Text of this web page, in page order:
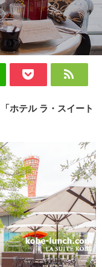
「ホテル ラ・スイート